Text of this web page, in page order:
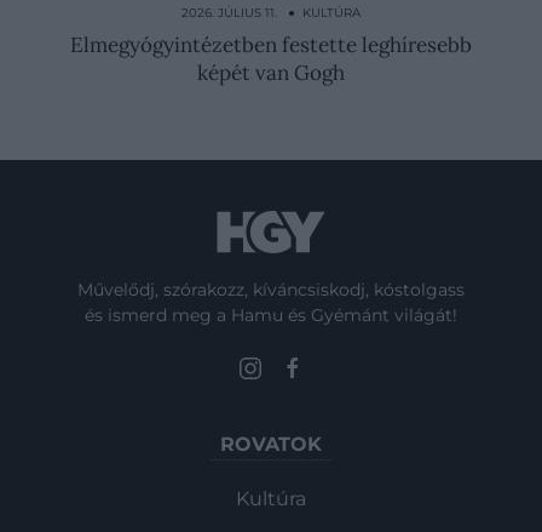
megmentsék őket a…
2026. JÚLIUS 11. ● KULTÚRA
Elmegyógyintézetben festette leghíresebb
képét van Gogh
Művelődj, szórakozz, kíváncsiskodj, kóstolgass
és ismerd meg a Hamu és Gyémánt világát!
ROVATOK
Kultúra